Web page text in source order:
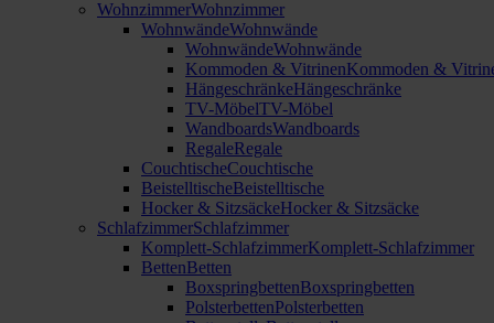
WohnzimmerWohnzimmer
WohnwändeWohnwände
WohnwändeWohnwände
Kommoden & VitrinenKommoden &
HängeschränkeHängeschränke
TV-MöbelTV-Möbel
WandboardsWandboards
RegaleRegale
CouchtischeCouchtische
BeistelltischeBeistelltische
Hocker & SitzsäckeHocker & Sitzsäcke
SchlafzimmerSchlafzimmer
Komplett-SchlafzimmerKomplett-Schlafzimmer
BettenBetten
BoxspringbettenBoxspringbetten
PolsterbettenPolsterbetten